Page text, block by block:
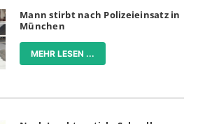
Mann stirbt nach Polizeieinsatz in
München
MEHR LESEN ...